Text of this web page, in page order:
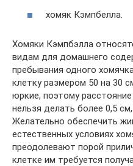
хомяк Кэмпбелла.
Хомяки Кэмпбэлла
видам для домашнего
пребывания одного
клетку размером 50 на 30
юркие, поэтому
нельзя делать более 0,5
Желательно обеспечить
естественных условиях
преодолевают порой
клетке им требуется